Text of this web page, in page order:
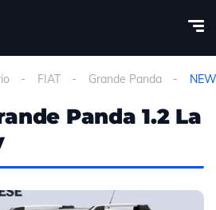
FIAT Grande Panda
Panda 1.2 La